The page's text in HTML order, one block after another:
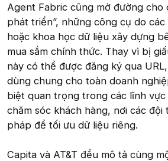
Agent Fabric cũng mở đường cho
phát triển”, những công cụ do
hoặc khoa học dữ liệu xây dựng
mua sắm chính thức. Thay vì bị
này có thể được đăng ký qua
dùng chung cho toàn doanh
biệt quan trọng trong các lĩnh vực
chăm sóc khách hàng, nơi các đội
pháp để tối ưu dữ liệu riêng.
Capita và AT&T đều mô tả cùng